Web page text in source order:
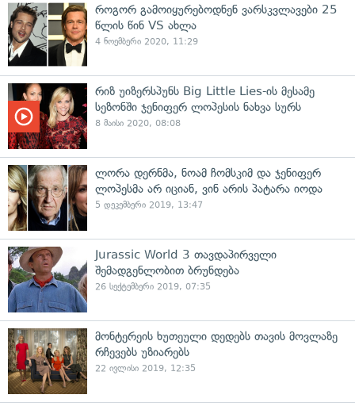
როგორ გამოიყურებოდნენ ვარსკვლავები 25
წლის წინ VS ახლა
4 ნოემბერი 2020, 11:29
რიზ უიზერსპუნს Big Little Lies-ის მესამე
სეზონში ჯენიფერ ლოპესის ნახვა სურს
8 მაისი 2020, 08:08
ლორა დერნმა, ნოამ ჩომსკიმ და ჯენიფერ
ლოპესმა არ იციან, ვინ არის პატარა იოდა
5 დეკემბერი 2019, 13:47
Jurassic World 3 თავდაპირველი
შემადგენლობით ბრუნდება
26 სექტემბერი 2019, 07:35
მონტერეის ხუთეული დედებს თავის მოვლაზე
რჩევებს უზიარებს
22 ივლისი 2019, 12:35